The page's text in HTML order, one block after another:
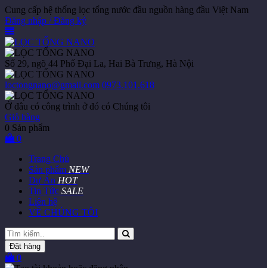
Cung cấp hệ thống lọc tổng nước đầu nguồn hàng đầu Việt Nam
Đăng nhập / Đăng ký
Số 29, ngõ 44 Phố Đại La, Hai Bà Trưng, Hà Nội
loctongnano@gmail.com 0973.101.618
Ở đâu có công trình ở đó có Chúng tôi
Giỏ hàng
0 Sản phẩm
0
Trang Chủ
Sản phẩm NEW
Dự Án HOT
Tin Tức SALE
Liên hệ
VỀ CHÚNG TÔI
Đặt hàng
0